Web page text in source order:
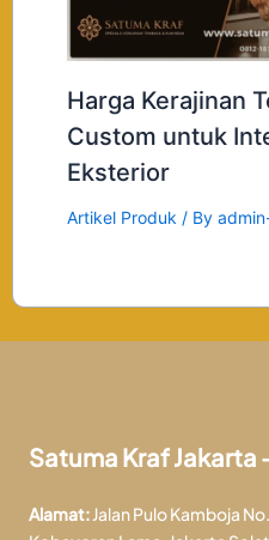
Harga Kerajinan
Custom untuk
Eksterior
Artikel Produk / By
Satuma Kraf Jakarta
Alamat: Jalan Pulo Kamboja